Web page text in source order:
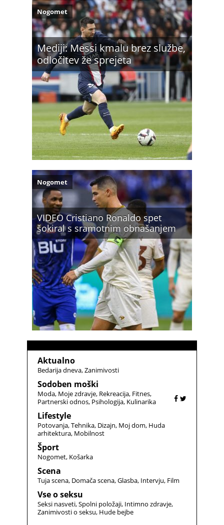
Mediji: Messi kmalu brez službe,
odločitev že sprejeta
Nogomet
VIDEO Cristiano Ronaldo spet
šokiral s sramotnim obnašanjem
Nogomet
Aktualno
Bedarija dneva Zanimivosti
Sodoben moški
Moda Moje zdravje Rekreacija Fitnes
Partnerski odnos Psihologija Kulinarika
Lifestyle
Potovanja Tehnika Dizajn Moj dom Huda
arhitektura Mobilnost
Šport
Nogomet Košarka
Scena
Tuja scena Domača scena Glasba Intervju Film
Vse o seksu
Seksi nasveti Spolni položaji Intimno zdravje
Zanimivosti o seksu Hude bejbe